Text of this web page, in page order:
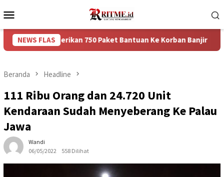
ke
Mobile
NEWS FLAS
Memberikan 750 Paket Bantuan Ke Korban Banjir
Beranda Headline
111 Ribu Orang dan 24.720 Unit
Kendaraan Sudah Menyeberang Ke Palau
Jawa
Wandi
06/05/2022
558 Dilihat